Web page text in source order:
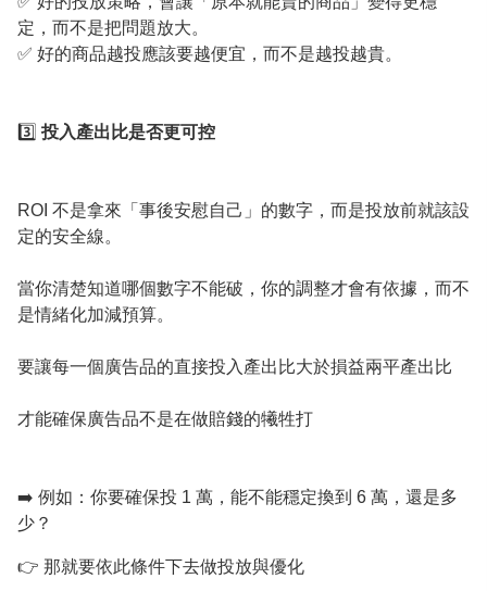
定，而不是把問題放大。
✅ 好的商品越投應該要越便宜，而不是越投越貴。
3️⃣ 投入產出比是否更可控
ROI 不是拿來「事後安慰自己」的數字，而是投放前就該設
定的安全線。
當你清楚知道哪個數字不能破，你的調整才會有依據，而不
是情緒化加減預算。
要讓每一個廣告品的直接投入產出比大於損益兩平產出比
才能確保廣告品不是在做賠錢的犧牲打
➡️ 例如：你要確保投 1 萬，能不能穩定換到 6 萬，還是多
少？
👉 那就要依此條件下去做投放與優化